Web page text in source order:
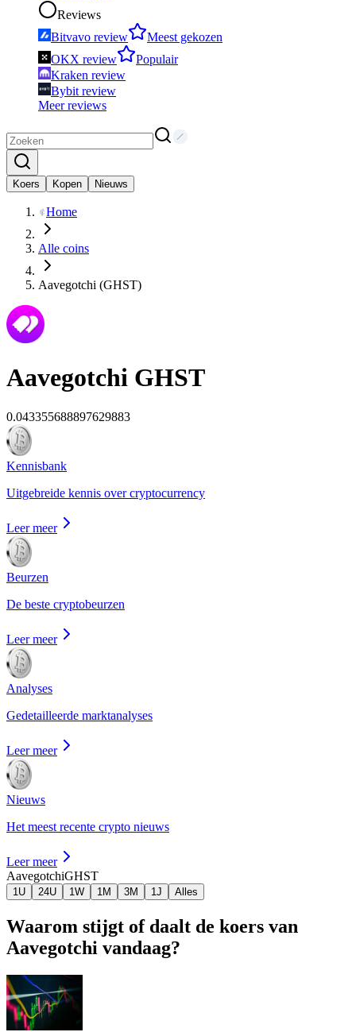
Reviews
Bitvavo review
Meest gekozen
OKX review
Populair
Kraken review
Bybit review
Meer reviews
Koers Kopen Nieuws
Home
Alle coins
Aavegotchi (GHST)
Aavegotchi GHST
0.043355688897629883
Kennisbank
Uitgebreide kennis over cryptocurrency
Leer meer
Beurzen
De beste cryptobeurzen
Leer meer
Analyses
Gedetailleerde marktanalyses
Leer meer
Nieuws
Het meest recente crypto nieuws
Leer meer
AavegotchiGHST
1U 24U 1W 1M 3M 1J Alles
Waarom stijgt of daalt de koers van
Aavegotchi vandaag?